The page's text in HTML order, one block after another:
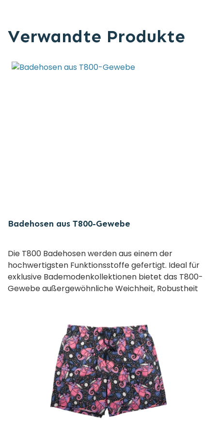
Verwandte Produkte
Badehosen aus T800-Gewebe
Die T800 Badehosen werden aus einem der
hochwertigsten Funktionsstoffe gefertigt. Ideal für
exklusive Bademodenkollektionen bietet das T800-
Gewebe außergewöhnliche Weichheit, Robustheit
Ideal für Marken und Großhändler, die höchste
Material- und Produktionsstandards erwarten. Auch
für Private-Label-Produktion geeignet.